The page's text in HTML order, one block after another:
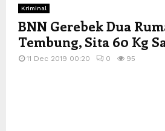
Kriminal
BNN Gerebek Dua
Tembung, Sita 60 Kg
11 Dec 2019 00:20 0 95